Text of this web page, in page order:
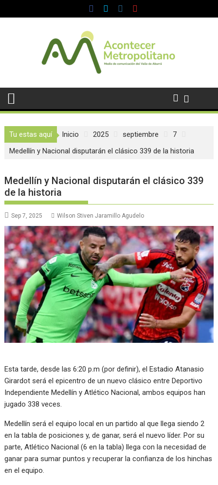
al
Tu estas aquí Inicio 2025 septiembre
7
Medellín y Nacional disputarán el clásico 339 de la historia
Medellín y Nacional disputarán el clásico 339
de la historia
Sep 7, 2025 Wilson Stiven Jaramillo Agudelo
Esta tarde, desde las 6:20 p.m (por definir), el Estadio Atanasio
Girardot será el epicentro de un nuevo clásico entre Deportivo
Independiente Medellín y Atlético Nacional, ambos equipos han
jugado 338 veces.
Medellín será el equipo local en un partido al que llega siendo 2
en la tabla de posiciones y, de ganar, será el nuevo líder. Por su
parte, Atlético Nacional (6 en la tabla) llega con la necesidad de
ganar para sumar puntos y recuperar la confianza de los hinchas
en el equipo.